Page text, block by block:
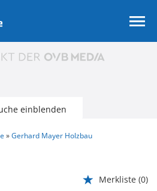
einblenden
Gerhard Mayer Holzbau
Merkliste (0)